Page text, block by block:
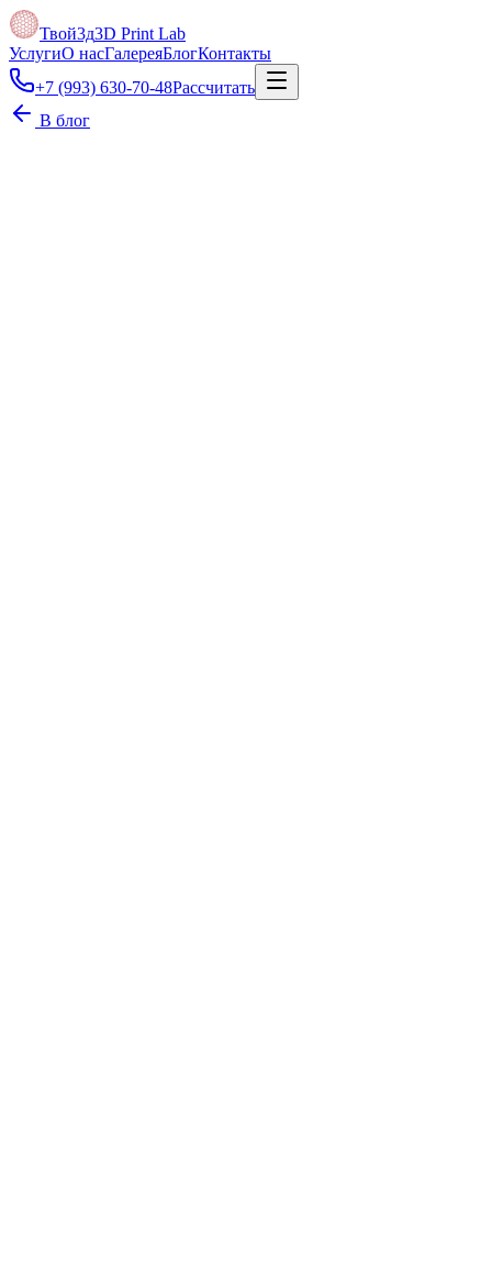
Твой3д3D Print Lab
УслугиО насГалереяБлогКонтакты
+7 (993) 630-70-48Рассчитать
В блог